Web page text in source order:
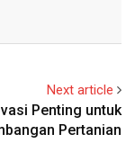
Next article
Penting untuk
Pertanian